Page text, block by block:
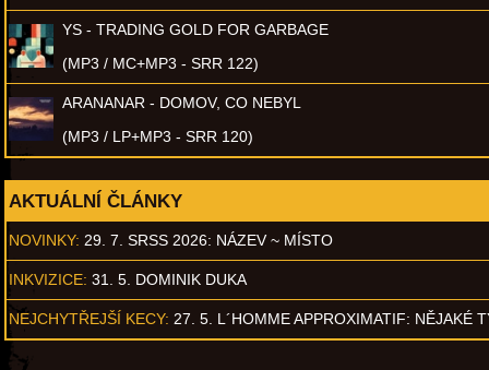
YS - TRADING GOLD FOR GARBAGE
(MP3 / MC+MP3 - SRR 122)
ARANANAR - DOMOV, CO NEBYL
(MP3 / LP+MP3 - SRR 120)
AKTUÁLNÍ ČLÁNKY
NOVINKY: 29. 7. SRSS 2026: NÁZEV ~ MÍSTO
INKVIZICE: 31. 5. DOMINIK DUKA
NEJCHYTŘEJŠÍ KECY: 27. 5. L´HOMME APPROXIMATIF: NĚJAKÉ